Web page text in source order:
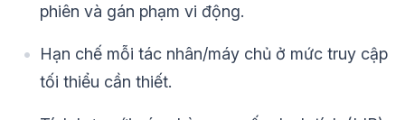
phiên và gán phạm vi động.
Hạn chế mỗi tác nhân/máy chủ ở mức truy cập
tối thiểu cần thiết.